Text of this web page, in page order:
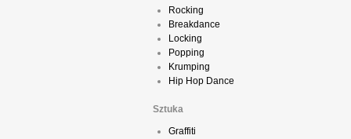
Rocking
Breakdance
Locking
Popping
Krumping
Hip Hop Dance
Sztuka
Graffiti